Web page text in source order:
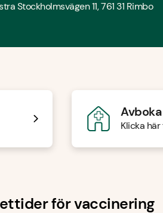
Stockholmsvägen 11, 761 31 Rimbo
Klicka
för vaccinering